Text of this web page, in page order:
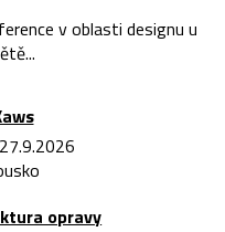
v oblasti designu u
opravy